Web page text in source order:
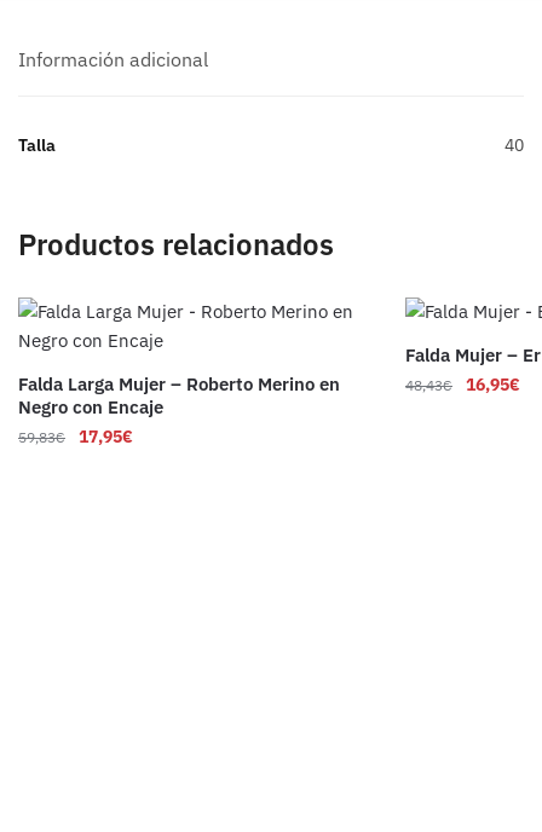
Información adicional
Talla 40
Productos relacionados
Falda Larga Mujer – Roberto Merino en
Negro con Encaje
59,83€ 17,95€
Falda Mujer –
48,43€ 16,95€